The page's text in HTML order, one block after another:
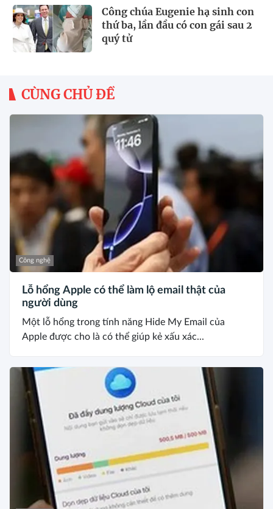
Công chúa Eugenie hạ sinh con
thứ ba, lần đầu có con gái sau 2
quý tử
CÙNG CHỦ ĐỀ
Công nghệ
Lỗ hổng Apple có thể làm lộ email thật của
người dùng
Một lỗ hổng trong tính năng Hide My Email của
Apple được cho là có thể giúp kẻ xấu xác...